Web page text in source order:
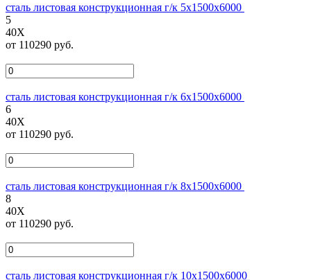
сталь листовая конструкционная г/к 5х1500х6000
5
40Х
от 110290 руб.
сталь листовая конструкционная г/к 6х1500х6000
6
40Х
от 110290 руб.
сталь листовая конструкционная г/к 8х1500х6000
8
40Х
от 110290 руб.
сталь листовая конструкционная г/к 10х1500х6000